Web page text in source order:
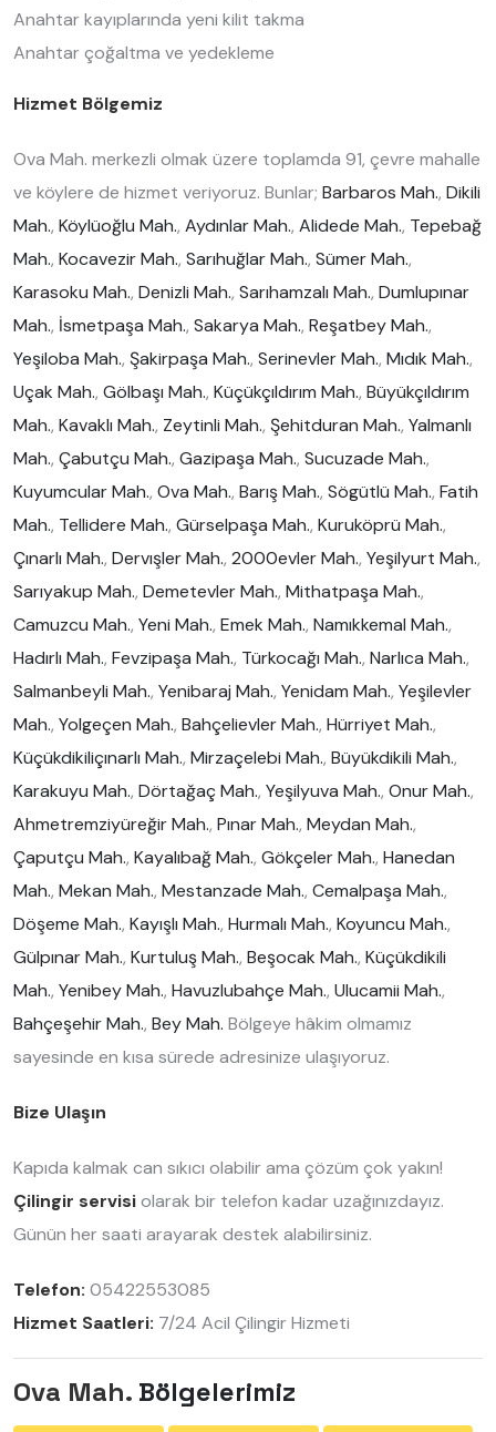
Anahtar kayıplarında yeni kilit takma
Anahtar çoğaltma ve yedekleme
Hizmet Bölgemiz
Ova Mah. merkezli olmak üzere toplamda 91, çevre mahalle
ve köylere de hizmet veriyoruz. Bunlar; Barbaros Mah., Dikili
Mah., Köylüoğlu Mah., Aydınlar Mah., Alidede Mah., Tepebağ
Mah., Kocavezir Mah., Sarıhuğlar Mah., Sümer Mah.,
Karasoku Mah., Denizli Mah., Sarıhamzalı Mah., Dumlupınar
Mah., İsmetpaşa Mah., Sakarya Mah., Reşatbey Mah.,
Yeşiloba Mah., Şakirpaşa Mah., Serinevler Mah., Mıdık Mah.,
Uçak Mah., Gölbaşı Mah., Küçükçıldırım Mah., Büyükçıldırım
Mah., Kavaklı Mah., Zeytinli Mah., Şehitduran Mah., Yalmanlı
Mah., Çabutçu Mah., Gazipaşa Mah., Sucuzade Mah.,
Kuyumcular Mah., Ova Mah., Barış Mah., Sögütlü Mah., Fatih
Mah., Tellidere Mah., Gürselpaşa Mah., Kuruköprü Mah.,
Çınarlı Mah., Dervışler Mah., 2000evler Mah., Yeşilyurt Mah.,
Sarıyakup Mah., Demetevler Mah., Mithatpaşa Mah.,
Camuzcu Mah., Yeni Mah., Emek Mah., Namıkkemal Mah.,
Hadırlı Mah., Fevzipaşa Mah., Türkocağı Mah., Narlıca Mah.,
Salmanbeyli Mah., Yenibaraj Mah., Yenidam Mah., Yeşilevler
Mah., Yolgeçen Mah., Bahçelievler Mah., Hürriyet Mah.,
Küçükdikiliçınarlı Mah., Mirzaçelebi Mah., Büyükdikili Mah.,
Karakuyu Mah., Dörtağaç Mah., Yeşilyuva Mah., Onur Mah.,
Ahmetremziyüreğir Mah., Pınar Mah., Meydan Mah.,
Çaputçu Mah., Kayalıbağ Mah., Gökçeler Mah., Hanedan
Mah., Mekan Mah., Mestanzade Mah., Cemalpaşa Mah.,
Döşeme Mah., Kayışlı Mah., Hurmalı Mah., Koyuncu Mah.,
Gülpınar Mah., Kurtuluş Mah., Beşocak Mah., Küçükdikili
Mah., Yenibey Mah., Havuzlubahçe Mah., Ulucamii Mah.,
Bahçeşehir Mah., Bey Mah. Bölgeye hâkim olmamız
sayesinde en kısa sürede adresinize ulaşıyoruz.
Bize Ulaşın
Kapıda kalmak can sıkıcı olabilir ama çözüm çok yakın!
Çilingir servisiolarak bir telefon kadar uzağınızdayız.
Günün her saati arayarak destek alabilirsiniz.
Telefon: 05422553085
Hizmet Saatleri: 7/24 Acil Çilingir Hizmeti
Ova Mah. Bölgelerimiz